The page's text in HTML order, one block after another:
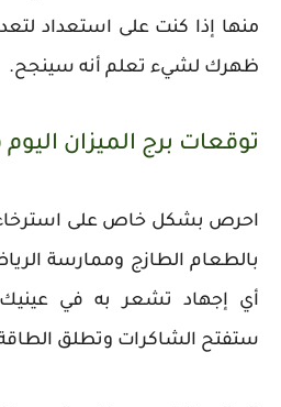
منها إذا كنت على استعداد
ظهرك لشيء تعلم أنه سينجح.
توقعات برج الميزان
احرص بشكل خاص على
بالطعام الطازج وممارسة
أي إجهاد تشعر به في عينيك
ستفتح الشاكرات وتطلق